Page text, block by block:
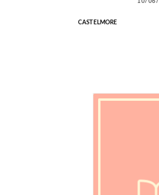
10/
CASTELMORE